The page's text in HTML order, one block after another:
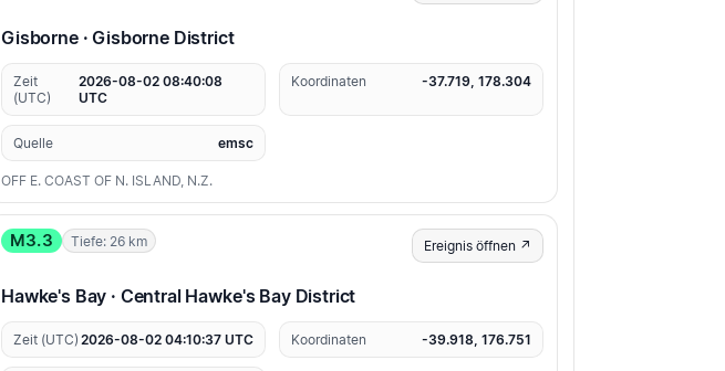
Gisborne · Gisborne District
Zeit
(UTC)
2026-08-02 08:40:08
UTC
Koordinaten -37.719, 178.304
Quelle emsc
OFF E. COAST OF N. ISLAND, N.Z.
M3.3 Tiefe: 26 km Ereignis öffnen ↗
Hawke's Bay · Central Hawke's Bay District
Zeit (UTC) 2026-08-02 04:10:37 UTC Koordinaten -39.918, 176.751